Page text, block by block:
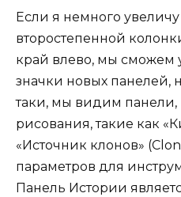
Если я немного
второстепенной
край влево, мы сможем
значки новых панелей,
таки, мы видим
рисования, такие как
«Источник клонов»
параметров для
Панель Истории